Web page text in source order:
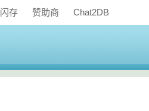
闪存 赞助商 Chat2DB